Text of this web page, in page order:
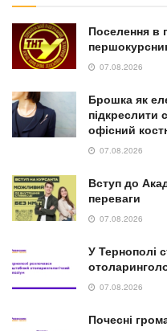
Поселення в
07.08.2026
Брошка як
підкреслити
офісний
07.08.2026
Вступ до
переваги
07.08.2026
У Тернополі
07.08.2026
Почесні